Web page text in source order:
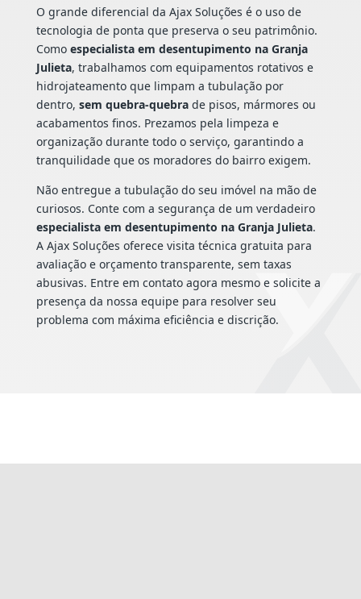
O grande diferencial da Ajax Soluções é o uso de
tecnologia de ponta que preserva o seu patrimônio.
Como especialista em desentupimento na Granja
Julieta, trabalhamos com equipamentos rotativos e
hidrojateamento que limpam a tubulação por
dentro, sem quebra-quebrade pisos, mármores ou
acabamentos finos. Prezamos pela limpeza e
organização durante todo o serviço, garantindo a
tranquilidade que os moradores do bairro exigem.
Não entregue a tubulação do seu imóvel na mão de
curiosos. Conte com a segurança de um verdadeiro
especialista em desentupimento na Granja Julieta.
A Ajax Soluções oferece visita técnica gratuita para
avaliação e orçamento transparente, sem taxas
abusivas. Entre em contato agora mesmo e solicite a
presença da nossa equipe para resolver seu
problema com máxima eficiência e discrição.